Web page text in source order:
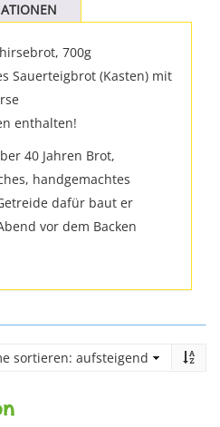
700g
Sauerteigbrot (Kasten) mit
enthalten!
40 Jahren Brot,
handgemachtes
dafür baut er
vor dem Backen